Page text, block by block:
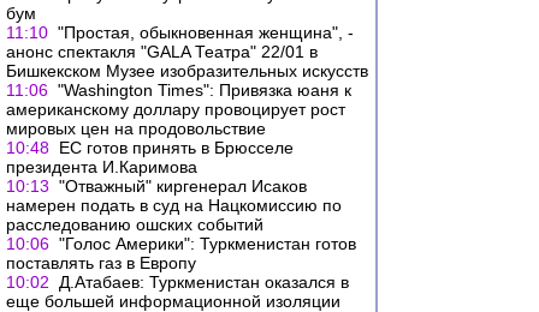
бум
11:10 "Простая, обыкновенная женщина", -
анонс спектакля "GALA Театра" 22/01 в
Бишкекском Музее изобразительных искусств
11:06 "Washington Times": Привязка юаня к
американскому доллару провоцирует рост
мировых цен на продовольствие
10:48 ЕС готов принять в Брюсселе
президента И.Каримова
10:13 "Отважный" киргенерал Исаков
намерен подать в суд на Нацкомиссию по
расследованию ошских событий
10:06 "Голос Америки": Туркменистан готов
поставлять газ в Европу
10:02
Д.Атабаев: Туркменистан оказался в
еще большей информационной изоляции